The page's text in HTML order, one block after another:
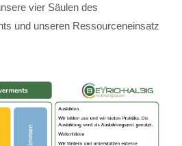
vier Säulen des
und unseren Ressourceneinsatz